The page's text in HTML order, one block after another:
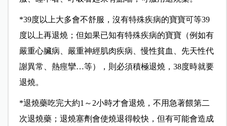
*39度以上大多會不舒服，沒有特殊疾病的寶寶可等39
度以上再退燒；但如果已知有特殊疾病的寶寶（例如有
嚴重心臟病、嚴重神經肌肉疾病、慢性貧血、先天性代
謝異常、熱痙攣…等），則必須積極退燒，38度時就要
退燒。
*退燒藥吃完大約1～2小時才會退燒，不用急著餵第二
次退燒藥；退燒塞劑會使燒退得較快，但有可能會造成